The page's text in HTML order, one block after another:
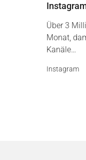
Über 3
Monat,
Kanäle…
Instagram